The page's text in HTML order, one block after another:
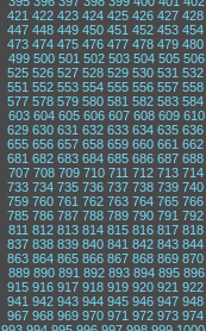
421 422 423 424 425 426 427 428
447 448 449 450 451 452 453 454
473 474 475 476 477 478 479 480
499 500 501 502 503 504 505 506
525 526 527 528 529 530 531 532
551 552 553 554 555 556 557 558
577 578 579 580 581 582 583 584
603 604 605 606 607 608 609 610
629 630 631 632 633 634 635 636
655 656 657 658 659 660 661 662
681 682 683 684 685 686 687 688
707 708 709 710 711 712 713 714
733 734 735 736 737 738 739 740
759 760 761 762 763 764 765 766
785 786 787 788 789 790 791 792
811 812 813 814 815 816 817 818
837 838 839 840 841 842 843 844
863 864 865 866 867 868 869 870
889 890 891 892 893 894 895 896
915 916 917 918 919 920 921 922
941 942 943 944 945 946 947 948
967 968 969 970 971 972 973 974